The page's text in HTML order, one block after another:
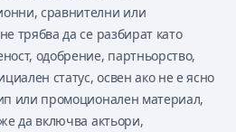
сравнителни или
трябва да се разбират като
одобрение, партньорство,
статус, освен ако не е ясно
или промоционален материал,
да включва актьори,